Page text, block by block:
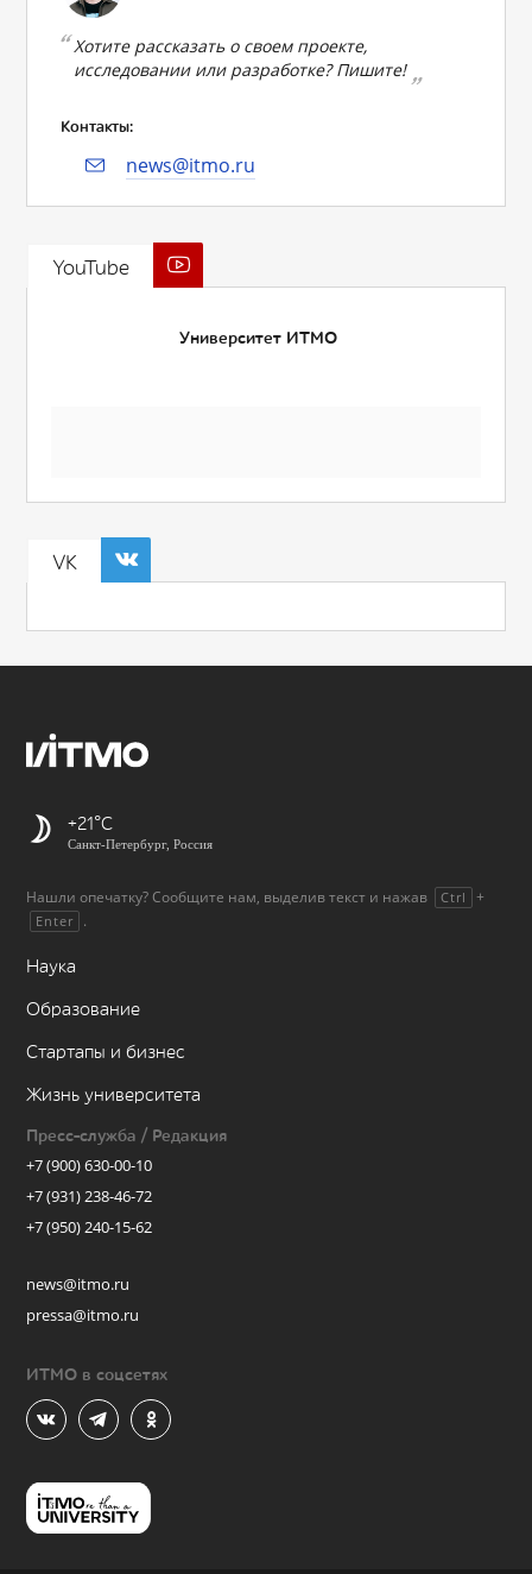
Хотите рассказать о своем проекте,
исследовании или разработке? Пишите!
Контакты:
news@itmo.ru
YouTube
Университет ИТМО
VK
+21
Санкт-Петербург, Россия
Нашли опечатку? Сообщите нам, выделив текст и нажав Ctrl +
Enter .
Наука
Образование
Стартапы и бизнес
Жизнь университета
Пресс-служба / Редакция
+7 (900) 630-00-10
+7 (931) 238-46-72
+7 (950) 240-15-62
news@itmo.ru
pressa@itmo.ru
ИТМО в соцсетях